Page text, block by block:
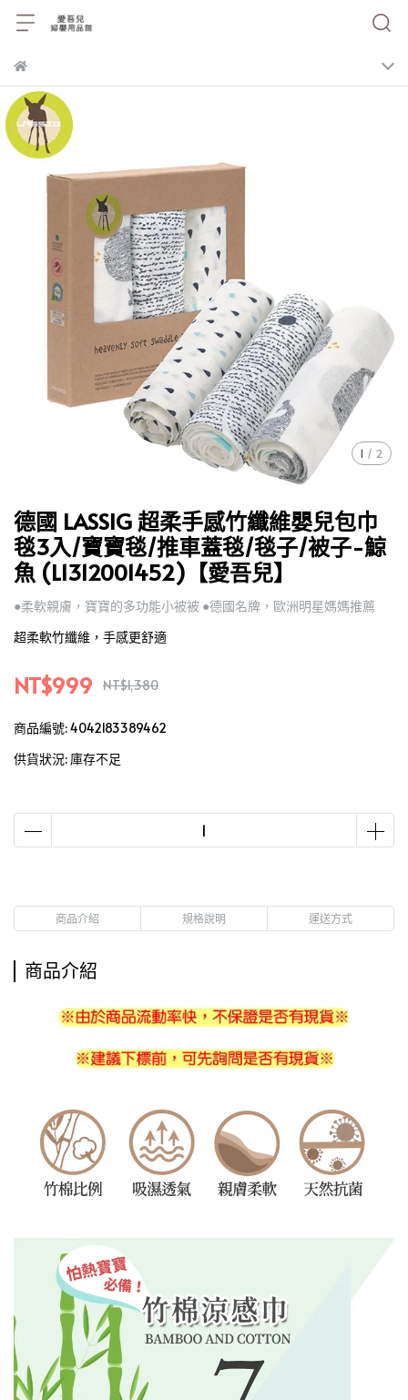
1 / 2
德國 LASSIG 超柔手感竹纖維嬰兒包巾
毯3入/寶寶毯/推車蓋毯/毯子/被子-鯨
魚 (L1312001452)【愛吾兒】
●柔軟親膚，寶寶的多功能小被被 ●德國名牌，歐洲明星媽媽推薦
超柔軟竹纖維，手感更舒適
NT$999 NT$1,380
商品編號:4042183389462
供貨狀況: 庫存不足
商品介紹 規格說明 運送方式
商品介紹